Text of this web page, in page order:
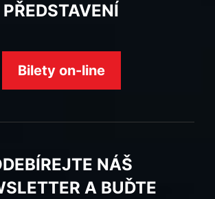
PŘEDSTAVENÍ
Bilety on-line
NÁŠ
A BUĎTE